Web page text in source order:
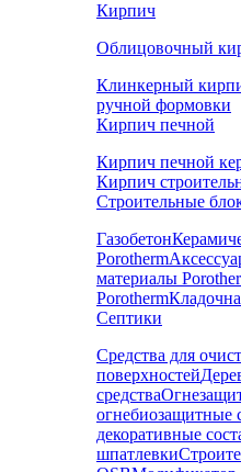
Кирпич
Облицовочный
Клинкерный
ручной формовки
Кирпич печной
Кирпич печной
Кирпич
Строительные
Газобетон
Porotherm
материалы
Porotherm
Септики
Средства для
поверхностей
средства
огнебиозащитные
декоративные
шпатлевки